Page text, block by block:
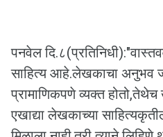
पनवेल
साहित्य आहे.लेखकाचा अनुभव
प्रामाणिकपणे व्यक्त
एखाद्या लेखकाच्या